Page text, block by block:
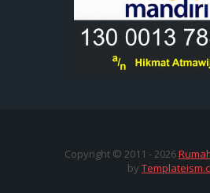
Copyright © 2011 -2026
by